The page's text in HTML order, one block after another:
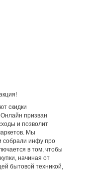
скидки
призван
и позволит
Мы
собрали инфу про
в том, чтобы
начиная от
бытовой техникой,